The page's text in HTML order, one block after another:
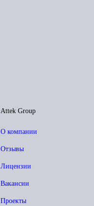
Attek Group
О компании
Отзывы
Лицензии
Вакансии
Проекты